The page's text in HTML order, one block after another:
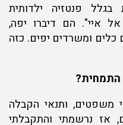
פנטזיה ילדותית
איי". הם דיברו יפה,
כלים ומשרדים יפים. כזה
התמחית?
משפטים, ותנאי הקבלה
אז נרשמתי והתקבלתי